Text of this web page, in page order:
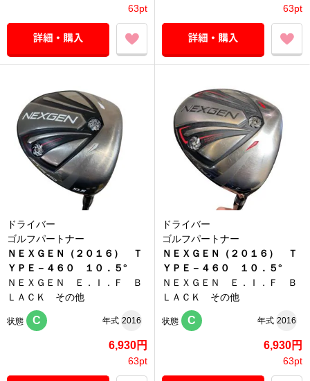
63pt 63pt
ドライバー
ゴルフパートナー
ＮＥＸＧＥＮ（２０１６） Ｔ
ＹＰＥ－４６０ １０．５°
ＮＥＸＧＥＮ Ｅ．Ｉ．Ｆ Ｂ
ＬＡＣＫ その他
状態 C 年式 2016
6,930円
63pt
ドライバー
ゴルフパートナー
ＮＥＸＧＥＮ（２０１６） Ｔ
ＹＰＥ－４６０ １０．５°
ＮＥＸＧＥＮ Ｅ．Ｉ．Ｆ Ｂ
ＬＡＣＫ その他
状態 C 年式 2016
6,930円
63pt